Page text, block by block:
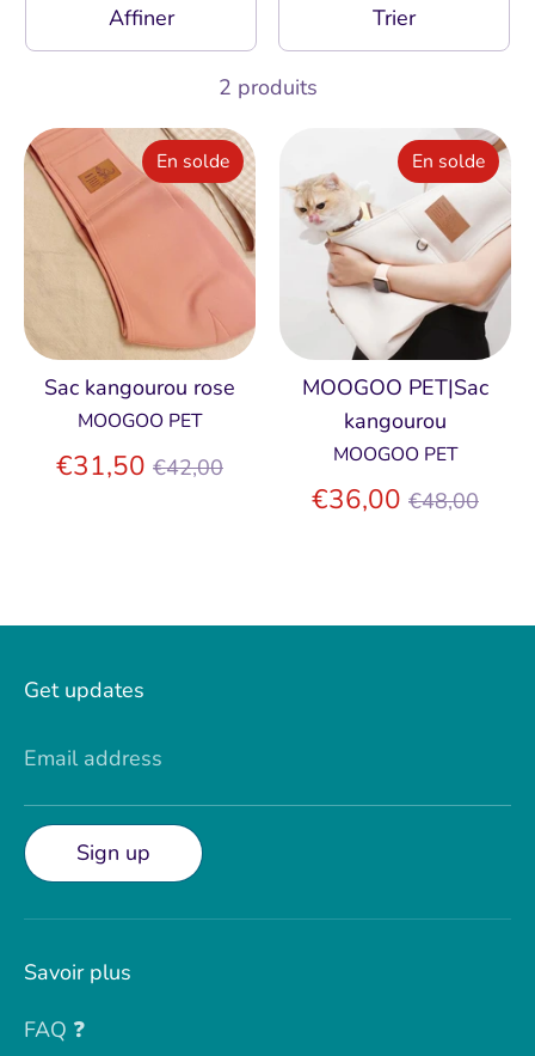
Affiner Trier
2 produits
Sac kangourou rose
MOOGOO PET
€31,50 Prix
€42,00
En solde
MOOGOO PET|Sac
kangourou
MOOGOO PET
€36,00 Prix
€48,00
En solde
Get updates
Email address
Sign up
Savoir plus
FAQ ❓